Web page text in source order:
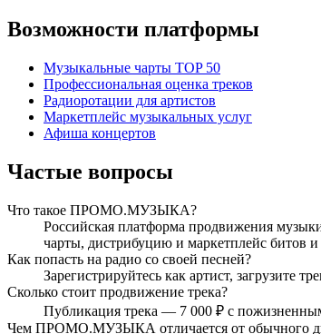
Возможности платформы
Музыкальные чарты TOP 50
Профессиональная оценка треков
Радиоротации для артистов
Маркетплейс музыкальных услуг
Афиша концертов
Частые вопросы
Что такое ПРОМО.МУЗЫКА?
Российская платформа продвижения
чарты, дистрибуцию и маркетплейс битов и
Как попасть на радио со своей песней?
Зарегистрируйтесь как артист, загрузите
Сколько стоит продвижение трека?
Публикация трека — 7 000 ₽ с
Чем ПРОМО.МУЗЫКА отличается от обычного